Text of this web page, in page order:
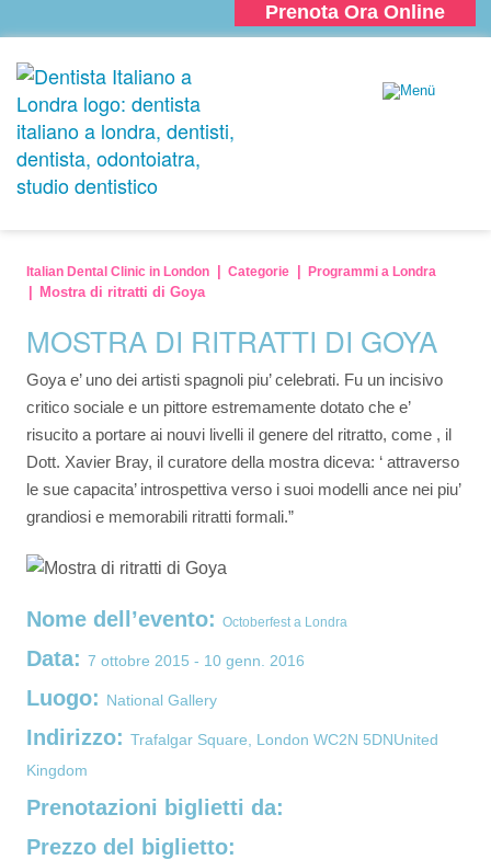
Prenota Ora Online
Italian Dental Clinic in London Categorie Programmi a Londra
Mostra di ritratti di Goya
MOSTRA DI RITRATTI DI GOYA
Goya e’ uno dei artisti spagnoli piu’ celebrati. Fu un incisivo
critico sociale e un pittore estremamente dotato che e’
risucito a portare ai nouvi livelli il genere del ritratto, come , il
Dott. Xavier Bray, il curatore della mostra diceva: ‘ attraverso
le sue capacita’ introspettiva verso i suoi modelli ance nei piu’
grandiosi e memorabili ritratti formali.”
Nome dell’evento: Octoberfest a Londra
Data: 7 ottobre 2015 - 10 genn. 2016
Luogo: National Gallery
Indirizzo: Trafalgar Square, London WC2N 5DNUnited
Kingdom
Prenotazioni biglietti da:
Prezzo del biglietto: